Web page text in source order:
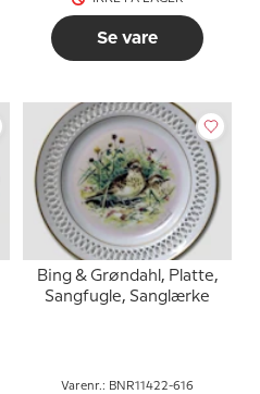
Se vare
Bing & Grøndahl, Platte,
Sangfugle, Sanglærke
Varenr.: BNR11422-616